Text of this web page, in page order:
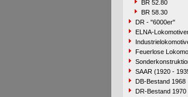
BR 52.80
BR 58.30
DR - "6000er"
ELNA-
Feuerlose
SAAR (1920 -
DB-Bestand 1968
DR-Bestand 1970